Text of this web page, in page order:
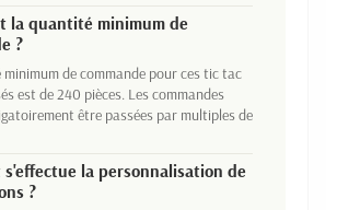
la quantité minimum de
?
de commande pour ces tic tac
est de 240 pièces. Les commandes
être passées par multiples de
s'effectue la personnalisation de
?